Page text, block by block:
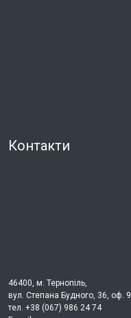
Контакти
46400, м. Тернопіль,
вул. Степана Будного, 36, оф. 9
тел. +38 (067) 986 24 74